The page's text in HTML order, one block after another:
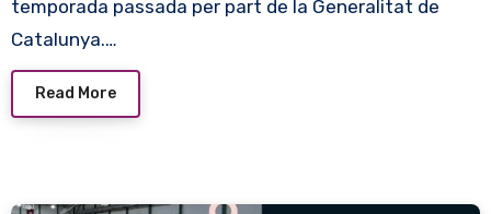
temporada passada per part de la Generalitat de
Catalunya.…
Read More